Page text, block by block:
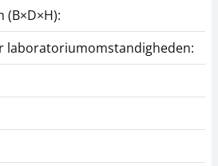
laboratoriumomstandigheden: